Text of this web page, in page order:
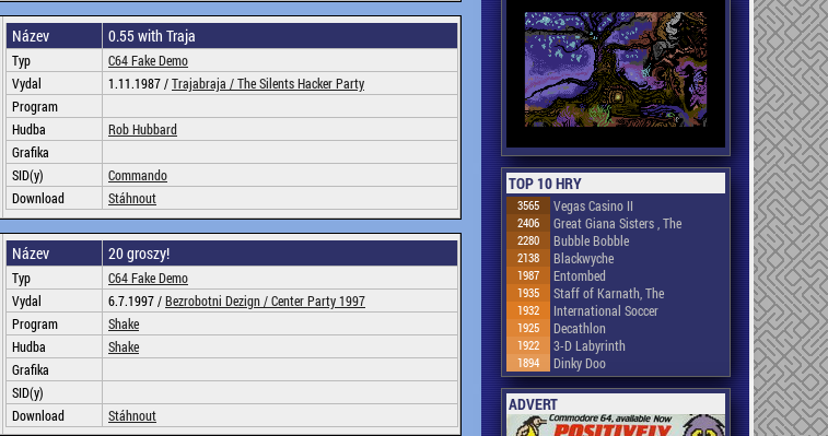
Název 0.55 with Traja
Typ
C64 Fake Demo
Vydal
1.11.1987 /Trajabraja /The Silents Hacker Party
Program
Hudba
Rob Hubbard
Grafika
SID(y)
Commando
Download
Stáhnout
Název 20 groszy!
Typ
C64 Fake Demo
Vydal
6.7.1997 /Bezrobotni Dezign /Center Party 1997
Program
Shake
Hudba
Shake
Grafika
SID(y)
Download
Stáhnout
TOP 10 HRY
3565 Vegas Casino II
2406 Great Giana Sisters , The
2280 Bubble Bobble
2138 Blackwyche
1987 Entombed
1935 Staff of Karnath, The
1932 International Soccer
1925 Decathlon
1922 3-D Labyrinth
1894 Dinky Doo
ADVERT